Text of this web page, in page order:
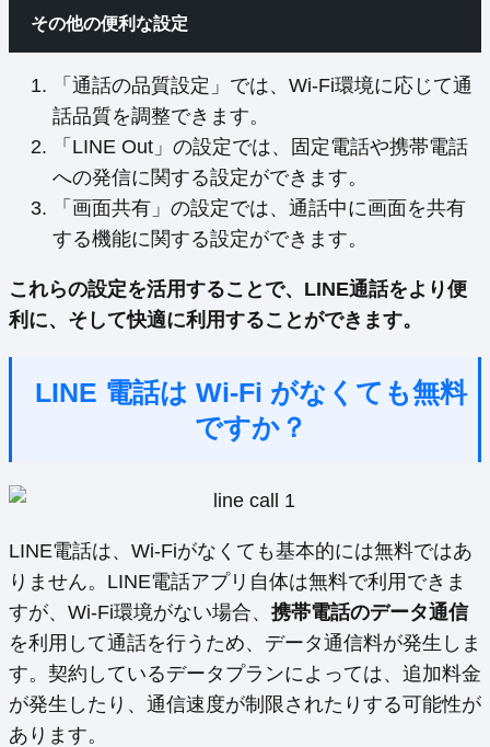
その他の便利な設定
「通話の品質設定」では、Wi-Fi環境に応じて通
話品質を調整できます。
「LINE Out」の設定では、固定電話や携帯電話
への発信に関する設定ができます。
「画面共有」の設定では、通話中に画面を共有
する機能に関する設定ができます。
これらの設定を活用することで、LINE通話をより便
利に、そして快適に利用することができます。
LINE 電話は Wi-Fi がなくても無料
ですか？
LINE電話は、Wi-Fiがなくても基本的には無料ではあ
りません。LINE電話アプリ自体は無料で利用できま
すが、Wi-Fi環境がない場合、 携帯電話のデータ通信
を利用して通話を行うため、データ通信料が発生しま
す。契約しているデータプランによっては、追加料金
が発生したり、通信速度が制限されたりする可能性が
あります。